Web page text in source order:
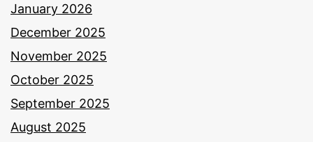
January 2026
December 2025
November 2025
October 2025
September 2025
August 2025